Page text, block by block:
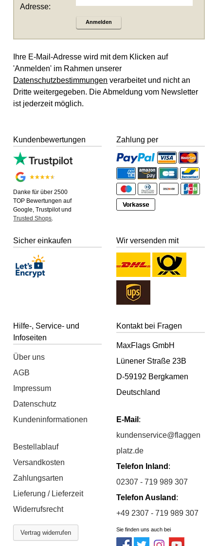
Adresse:
Anmelden
Ihre E-Mail-Adresse wird mit dem Klicken auf
'Anmelden' im Rahmen unserer
Datenschutzbestimmungen verarbeitet und nicht an
Dritte weitergegeben. Die Abmeldung vom Newsletter
ist jederzeit möglich.
Kundenbewertungen
Danke für über 2500
TOP Bewertungen auf
Google, Trustpilot und
Trusted Shops.
Zahlung per
Sicher einkaufen Wir versenden mit
Hilfe-, Service- und
Infoseiten
Über uns
AGB
Impressum
Datenschutz
Kundeninformationen
Bestellablauf
Versandkosten
Zahlungsarten
Lieferung / Lieferzeit
Widerrufsrecht
Vertrag widerrufen
Kontakt bei Fragen
MaxFlags GmbH
Lünener Straße 23B
D-59192 Bergkamen
Deutschland
E-Mail :
kundenservice@flaggen
platz.de
Telefon Inland :
02307 - 719 989 307
Telefon Ausland :
+49 2307 - 719 989 307
Sie finden uns auch bei